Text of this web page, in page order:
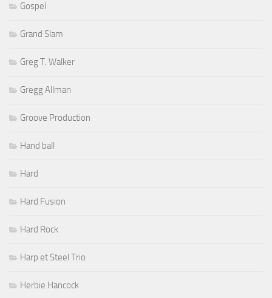
Gospel
Grand Slam
Greg T. Walker
Gregg Allman
Groove Production
Hand ball
Hard
Hard Fusion
Hard Rock
Harp et Steel Trio
Herbie Hancock